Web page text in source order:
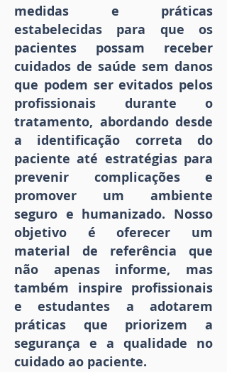
medidas e práticas
estabelecidas para que os
pacientes possam receber
cuidados de saúde sem danos
que podem ser evitados pelos
profissionais durante o
tratamento, abordando desde
a identificação correta do
paciente até estratégias para
prevenir complicações e
promover um ambiente
seguro e humanizado. Nosso
objetivo é oferecer um
material de referência que
não apenas informe, mas
também inspire profissionais
e estudantes a adotarem
práticas que priorizem a
segurança e a qualidade no
cuidado ao paciente.